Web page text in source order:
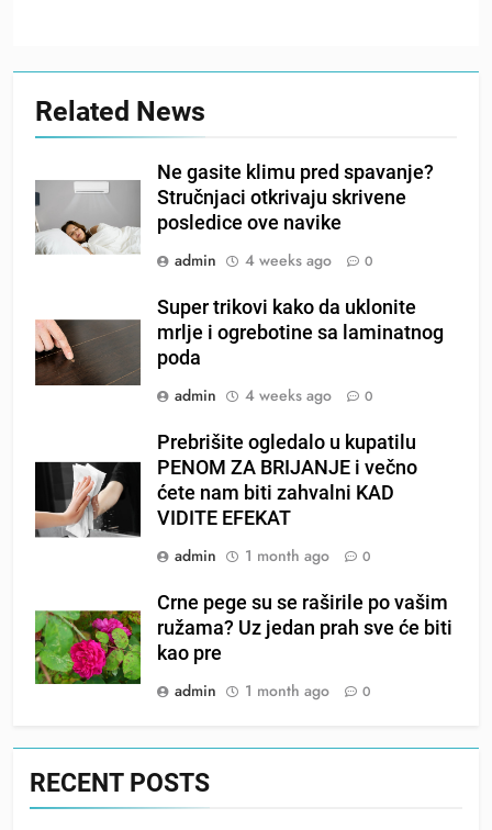
Related News
Ne gasite klimu pred spavanje?
Stručnjaci otkrivaju skrivene
posledice ove navike
admin
4 weeks ago 0
Super trikovi kako da uklonite
mrlje i ogrebotine sa laminatnog
poda
admin
4 weeks ago 0
Prebrišite ogledalo u kupatilu
PENOM ZA BRIJANJE i večno
ćete nam biti zahvalni KAD
VIDITE EFEKAT
admin
1 month ago 0
Crne pege su se raširile po vašim
ružama? Uz jedan prah sve će biti
kao pre
admin
1 month ago 0
RECENT POSTS